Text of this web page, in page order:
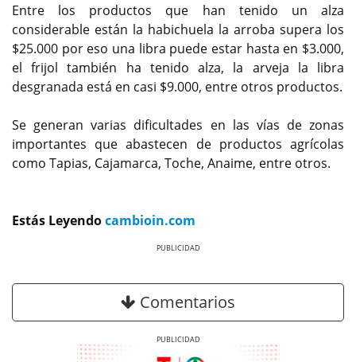
Entre los productos que han tenido un alza
considerable están la habichuela la arroba supera los
$25.000 por eso una libra puede estar hasta en $3.000,
el frijol también ha tenido alza, la arveja la libra
desgranada está en casi $9.000, entre otros productos.
Se generan varias dificultades en las vías de zonas
importantes que abastecen de productos agrícolas
como Tapias, Cajamarca, Toche, Anaime, entre otros.
Estás Leyendocambioin.com
Comentarios